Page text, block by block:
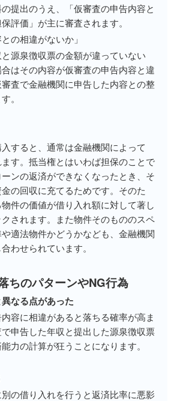
提出のうえ、「仮審査の申告内容と
評価」が主に審査されます。
の相違がないか」
源泉徴収票の金額が違っていない
はその内容が仮審査の申告内容と違
査で金融機関に申告した内容との整
。
すると、通常は金融機関によって
ます。抵当権とはいわば担保のことで
ンの返済ができなくなったとき、そ
の回収に充てるためです。そのた
件の価値が借り入れ額に対して著し
されます。また物件そのもののスペ
適法物件かどうかなども、金融機関
わせられています。
ちのパターンやNG行為
なる点があった
容に相違があると落ちる確率が高ま
申告した年収と提出した源泉徴収票
力の計算が狂うことになります。
の借り入れを行うと返済比率に悪影